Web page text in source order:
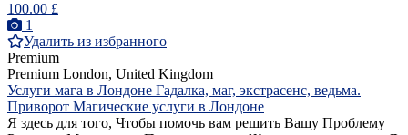
100.00 £
1
Удалить из избранного
Premium
Premium London, United Kingdom
Услуги мага в Лондоне Гадалка, маг, экстрасенс, ведьма.
Приворот Магические услуги в Лондоне
Я здесь для того, Чтобы помочь вам решить Вашу Проблему